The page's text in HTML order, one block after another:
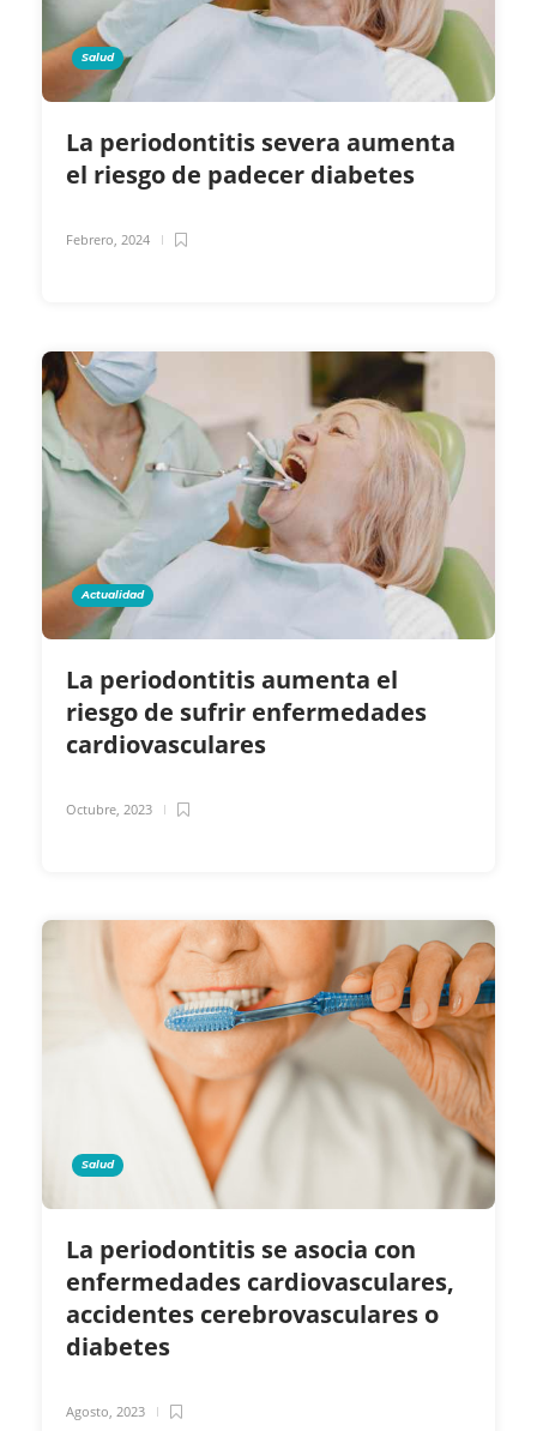
Salud
La periodontitis severa aumenta
el riesgo de padecer diabetes
Febrero, 2024
Actualidad
La periodontitis aumenta el
riesgo de sufrir enfermedades
cardiovasculares
Octubre, 2023
Salud
La periodontitis se asocia con
enfermedades cardiovasculares,
accidentes cerebrovasculares o
diabetes
Agosto, 2023